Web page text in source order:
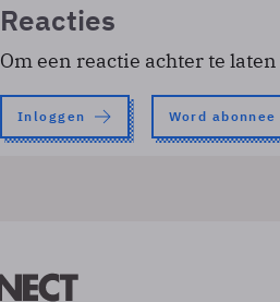
Reacties
Om een reactie achter te
Inloggen Word abonnee